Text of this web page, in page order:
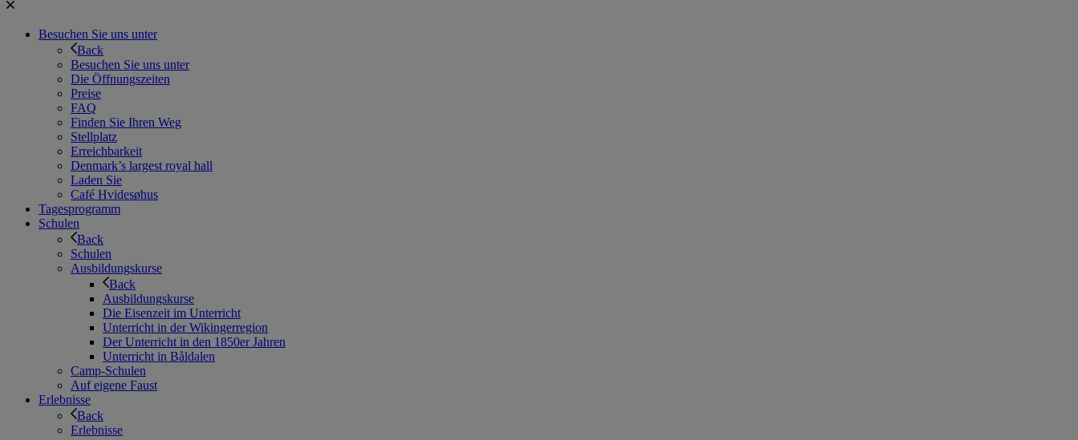
Besuchen Sie uns unter
Back
Besuchen Sie uns unter
Die Öffnungszeiten
Preise
FAQ
Finden Sie Ihren Weg
Stellplatz
Erreichbarkeit
Denmark’s largest royal hall
Laden Sie
Café Hvidesøhus
Tagesprogramm
Schulen
Back
Schulen
Ausbildungskurse
Back
Ausbildungskurse
Die Eisenzeit im Unterricht
Unterricht in der Wikingerregion
Der Unterricht in den 1850er Jahren
Unterricht in Båldalen
Camp-Schulen
Auf eigene Faust
Erlebnisse
Back
Erlebnisse